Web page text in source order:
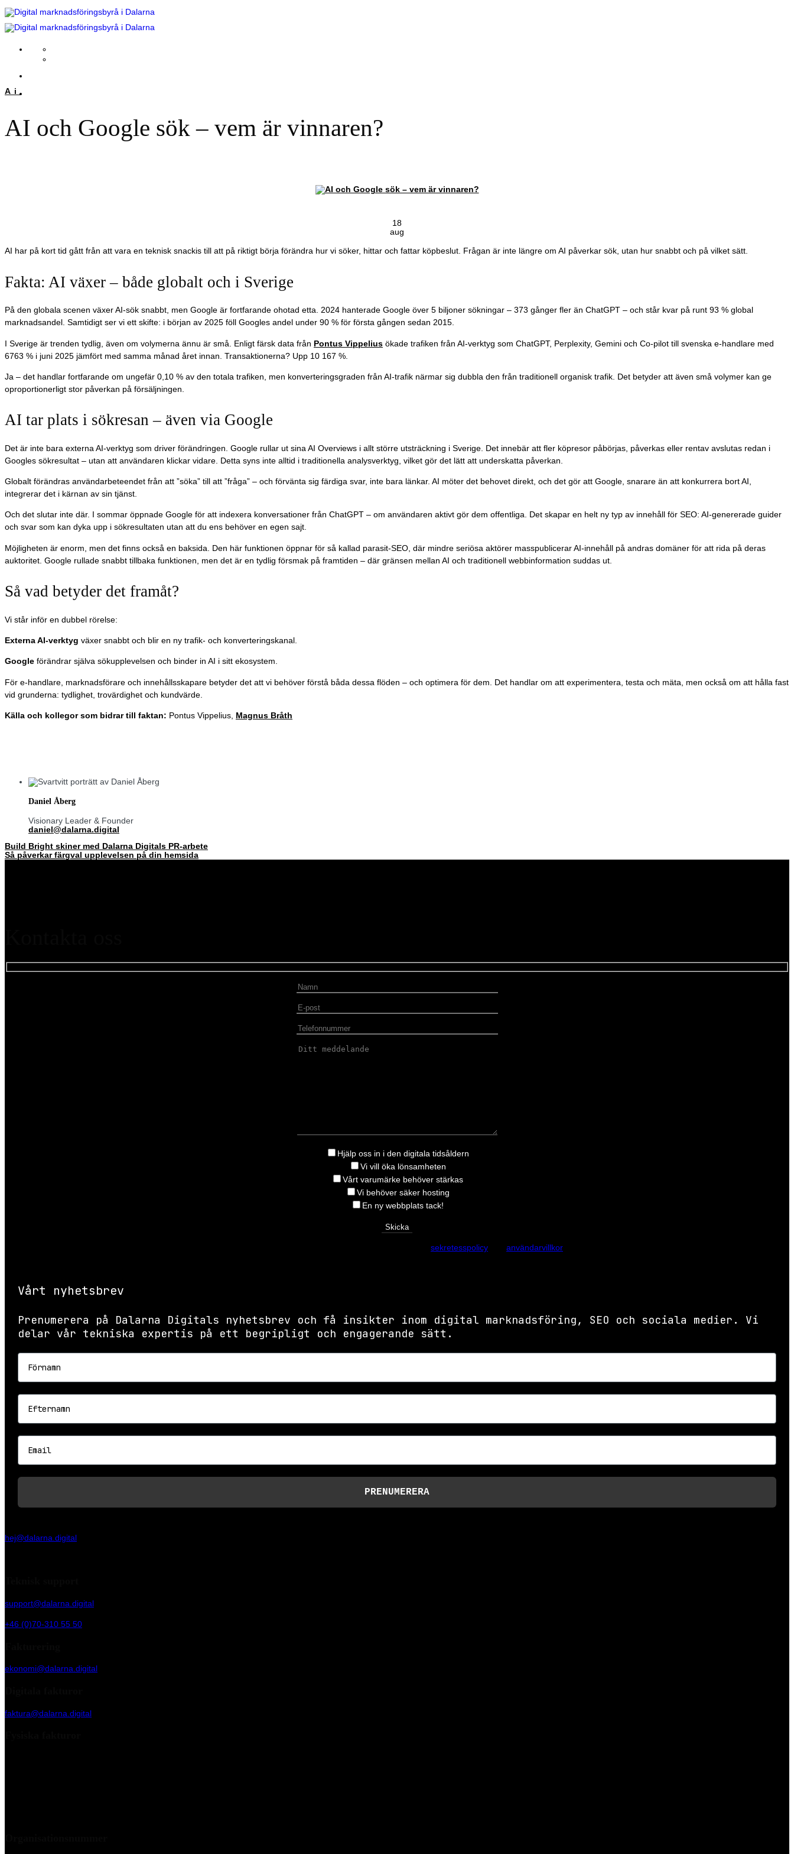
Skip
to
content
Ai
AI och Google sök – vem är vinnaren?
18
aug
AI har på kort tid gått från att vara en teknisk snackis till att på riktigt börja förändra hur vi söker, hittar och fattar köpbeslut. Frågan är inte längre om AI påverkar sök, utan hur snabbt och på vilket sätt.
Fakta: AI växer – både globalt och i Sverige
På den globala scenen växer AI-sök snabbt, men Google är fortfarande ohotad etta. 2024 hanterade Google över 5 biljoner sökningar – 373 gånger fler än ChatGPT – och står kvar på runt 93 % global
marknadsandel. Samtidigt ser vi ett skifte: i början av 2025 föll Googles andel under 90 % för första gången sedan 2015.
I Sverige är trenden tydlig, även om volymerna ännu är små. Enligt färsk data från Pontus Vippelius ökade trafiken från AI-verktyg som ChatGPT, Perplexity, Gemini och Co-pilot till svenska e-handlare med
6763 % i juni 2025 jämfört med samma månad året innan. Transaktionerna? Upp 10 167 %.
Ja – det handlar fortfarande om ungefär 0,10 % av den totala trafiken, men konverteringsgraden från AI-trafik närmar sig dubbla den från traditionell organisk trafik. Det betyder att även små volymer kan ge
oproportionerligt stor påverkan på försäljningen.
AI tar plats i sökresan – även via Google
Det är inte bara externa AI-verktyg som driver förändringen. Google rullar ut sina AI Overviews i allt större utsträckning i Sverige. Det innebär att fler köpresor påbörjas, påverkas eller rentav avslutas redan i
Googles sökresultat – utan att användaren klickar vidare. Detta syns inte alltid i traditionella analysverktyg, vilket gör det lätt att underskatta påverkan.
Globalt förändras användarbeteendet från att ”söka” till att ”fråga” – och förvänta sig färdiga svar, inte bara länkar. AI möter det behovet direkt, och det gör att Google, snarare än att konkurrera bort AI,
integrerar det i kärnan av sin tjänst.
Och det slutar inte där. I sommar öppnade Google för att indexera konversationer från ChatGPT – om användaren aktivt gör dem offentliga. Det skapar en helt ny typ av innehåll för SEO: AI-genererade guider
och svar som kan dyka upp i sökresultaten utan att du ens behöver en egen sajt.
Möjligheten är enorm, men det finns också en baksida. Den här funktionen öppnar för så kallad parasit-SEO, där mindre seriösa aktörer masspublicerar AI-innehåll på andras domäner för att rida på deras
auktoritet. Google rullade snabbt tillbaka funktionen, men det är en tydlig försmak på framtiden – där gränsen mellan AI och traditionell webbinformation suddas ut.
Så vad betyder det framåt?
Vi står inför en dubbel rörelse:
Externa AI-verktyg växer snabbt och blir en ny trafik- och konverteringskanal.
Google förändrar själva sökupplevelsen och binder in AI i sitt ekosystem.
För e-handlare, marknadsförare och innehållsskapare betyder det att vi behöver förstå båda dessa flöden – och optimera för dem. Det handlar om att experimentera, testa och mäta, men också om att hålla fast
vid grunderna: tydlighet, trovärdighet och kundvärde.
Källa och kollegor som bidrar till faktan: Pontus Vippelius, Magnus Bråth
Daniel Åberg
Visionary Leader & Founder
daniel@dalarna.digital
Build Bright skiner med Dalarna Digitals PR-arbete
Så påverkar färgval upplevelsen på din hemsida
Hjälp oss in i den digitala tidsåldern
Vi vill öka lönsamheten
Vårt varumärke behöver stärkas
Vi behöver säker hosting
En ny webbplats tack!
sekretesspolicy användarvillkor
Vårt nyhetsbrev
Prenumerera på Dalarna Digitals nyhetsbrev och få insikter inom digital marknadsföring, SEO och sociala medier. Vi
delar vår tekniska expertis på ett begripligt och engagerande sätt.
Förnamn
Efternamn
Email
PRENUMERERA
hej@dalarna.digital
support@dalarna.digital
+46 (0)70-310 55 50
ekonomi@dalarna.digital
faktura@dalarna.digital